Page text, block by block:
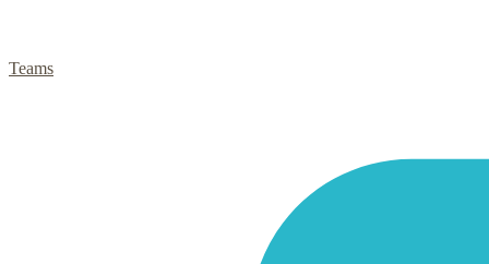
Teams